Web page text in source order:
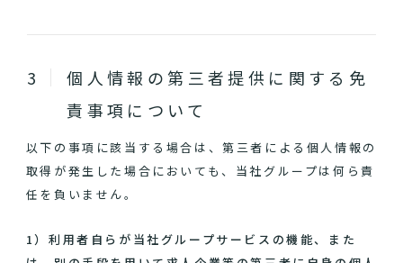
個人情報の第三者提供に関する免
責事項について
以下の事項に該当する場合は、第三者による個人情報の
取得が発生した場合においても、当社グループは何ら責
任を負いません。
1）利用者自らが当社グループサービスの機能、また